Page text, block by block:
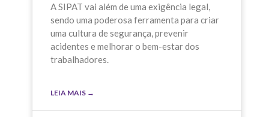
A SIPAT vai além de uma exigência legal,
sendo uma poderosa ferramenta para criar
uma cultura de segurança, prevenir
acidentes e melhorar o bem-estar dos
trabalhadores.
LEIA MAIS →